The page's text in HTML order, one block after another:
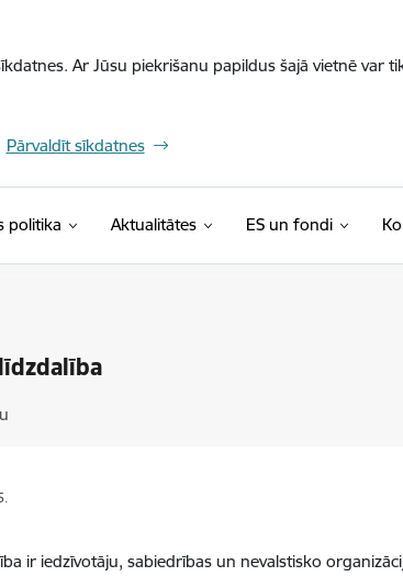
Ar Jūsu piekrišanu papildus šajā vietnē var
Pārvaldīt sīkdatnes
politika Aktualitātes ES un fondi
ir iedzīvotāju, sabiedrības un nevalstisko